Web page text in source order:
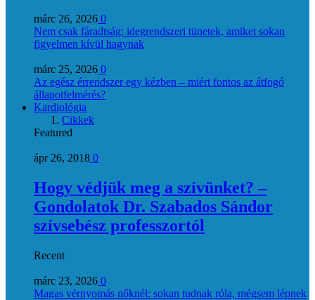
márc 26, 2026 0
Nem csak fáradtság: idegrendszeri tünetek, amiket sokan
figyelmen kívül hagynak
márc 25, 2026 0
Az egész érrendszer egy kézben – miért fontos az átfogó
állapotfelmérés?
Kardiológia
Cikkek
Featured
ápr 26, 2018 0
Hogy védjük meg a szívünket? –
Gondolatok Dr. Szabados Sándor
szívsebész professzortól
Recent
márc 23, 2026 0
Magas vérnyomás nőknél: sokan tudnak róla, mégsem lépnek